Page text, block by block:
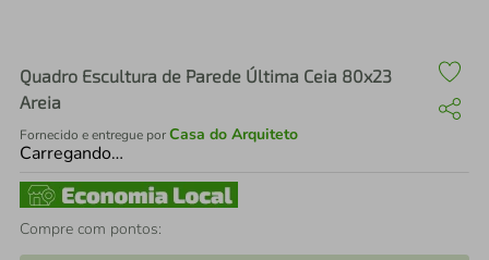
Quadro Escultura de Parede Última Ceia 80x23
Areia
Fornecido e entregue porCasa do Arquiteto
Carregando…
Compre com pontos: